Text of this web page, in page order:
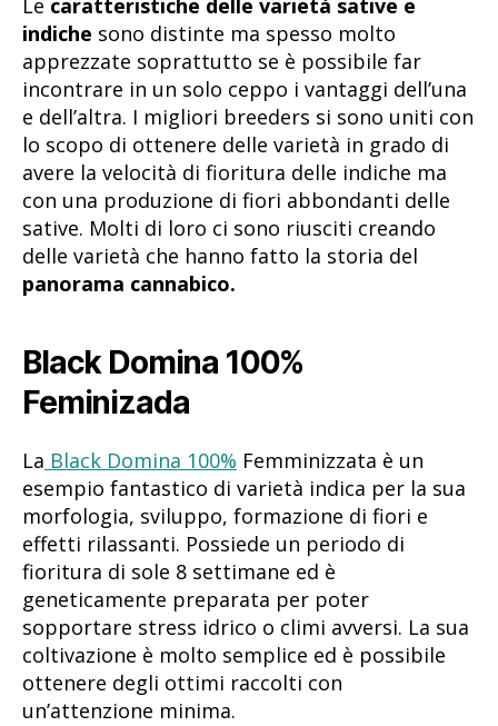
indiche sono distinte ma spesso molto
apprezzate soprattutto se è possibile far
incontrare in un solo ceppo i vantaggi dell’una
e dell’altra. I migliori breeders si sono uniti con
lo scopo di ottenere delle varietà in grado di
avere la velocità di fioritura delle indiche ma
con una produzione di fiori abbondanti delle
sative. Molti di loro ci sono riusciti creando
delle varietà che hanno fatto la storia del
panorama cannabico.
Black Domina 100%
Feminizada
La Black Domina 100% Femminizzata è un
esempio fantastico di varietà indica per la sua
morfologia, sviluppo, formazione di fiori e
effetti rilassanti. Possiede un periodo di
fioritura di sole 8 settimane ed è
geneticamente preparata per poter
sopportare stress idrico o climi avversi. La sua
coltivazione è molto semplice ed è possibile
ottenere degli ottimi raccolti con
un’attenzione minima.